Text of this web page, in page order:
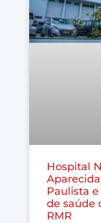
Hospital
Paulista
de saúde
RMR